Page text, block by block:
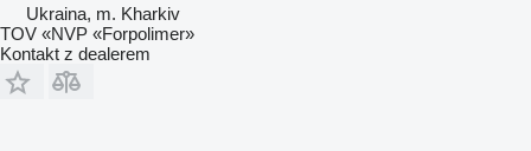
Ukraina, m. Kharkiv
TOV «NVP «Forpolimer»
Kontakt z dealerem